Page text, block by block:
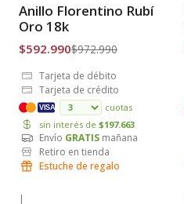
Envío Gratis
Anillo Florentino Rubí
Oro 18k
$592.990$972.990
Tarjeta de débito
Tarjeta de crédito
VISA
cuotas
sin interés de $197.663
Envío GRATIS mañana
Retiro en tienda
Estuche de regalo
|